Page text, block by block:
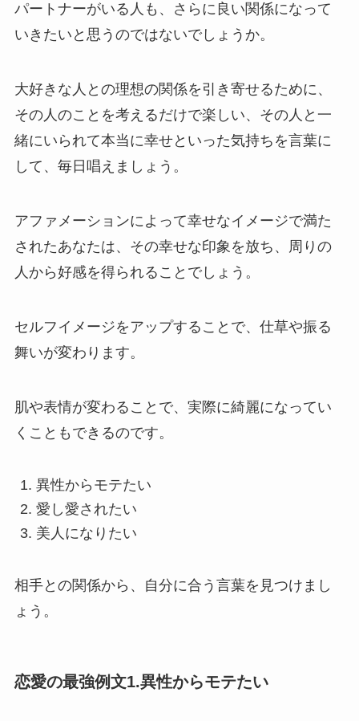
パートナーがいる人も、さらに良い関係になって
いきたいと思うのではないでしょうか。
大好きな人との理想の関係を引き寄せるために、
その人のことを考えるだけで楽しい、その人と一
緒にいられて本当に幸せといった気持ちを言葉に
して、毎日唱えましょう。
アファメーションによって幸せなイメージで満た
されたあなたは、その幸せな印象を放ち、周りの
人から好感を得られることでしょう。
セルフイメージをアップすることで、仕草や振る
舞いが変わります。
肌や表情が変わることで、実際に綺麗になってい
くこともできるのです。
異性からモテたい
愛し愛されたい
美人になりたい
相手との関係から、自分に合う言葉を見つけまし
ょう。
恋愛の最強例文1.異性からモテたい